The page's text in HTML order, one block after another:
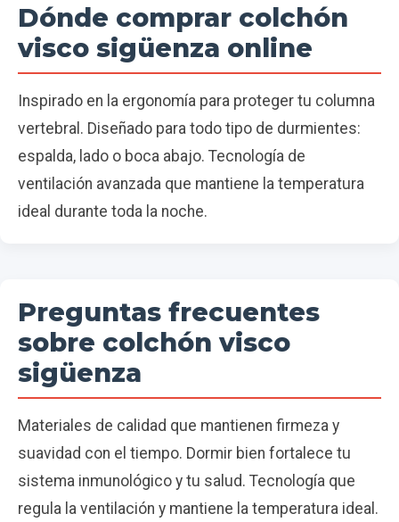
Dónde comprar colchón
visco sigüenza online
Inspirado en la ergonomía para proteger tu columna
vertebral. Diseñado para todo tipo de durmientes:
espalda, lado o boca abajo. Tecnología de
ventilación avanzada que mantiene la temperatura
ideal durante toda la noche.
Preguntas frecuentes
sobre colchón visco
sigüenza
Materiales de calidad que mantienen firmeza y
suavidad con el tiempo. Dormir bien fortalece tu
sistema inmunológico y tu salud. Tecnología que
regula la ventilación y mantiene la temperatura ideal.